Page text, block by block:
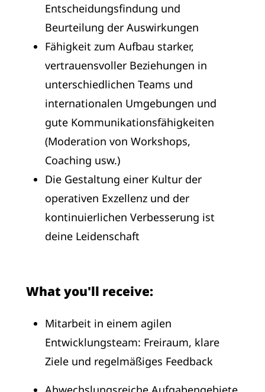
Entscheidungsfindung und
Beurteilung der Auswirkungen
Fähigkeit zum Aufbau starker,
vertrauensvoller Beziehungen in
unterschiedlichen Teams und
internationalen Umgebungen und
gute Kommunikationsfähigkeiten
(Moderation von Workshops,
Coaching usw.)
Die Gestaltung einer Kultur der
operativen Exzellenz und der
kontinuierlichen Verbesserung ist
deine Leidenschaft
What you'll receive:
Mitarbeit in einem agilen
Entwicklungsteam: Freiraum, klare
Ziele und regelmäßiges Feedback